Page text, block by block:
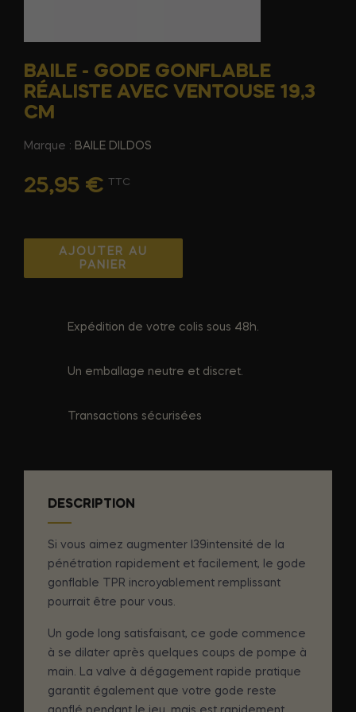
BAILE - GODE GONFLABLE
RÉALISTE AVEC VENTOUSE 19,3
CM
Marque : BAILE DILDOS
25,95 € TTC
AJOUTER AU
PANIER
Expédition de votre colis sous 48h.
Un emballage neutre et discret.
Transactions sécurisées
DESCRIPTION
Si vous aimez augmenter l39intensité de la
pénétration rapidement et facilement, le gode
gonflable TPR incroyablement remplissant
pourrait être pour vous.
Un gode long satisfaisant, ce gode commence
à se dilater après quelques coups de pompe à
main. La valve à dégagement rapide pratique
garantit également que votre gode reste